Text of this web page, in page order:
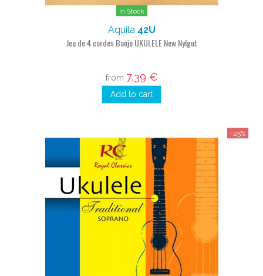
In Stock
Aquila 42U
Jeu de 4 cordes Banjo UKULELE New Nylgut
from 7,39 €
Add to cart
-25%